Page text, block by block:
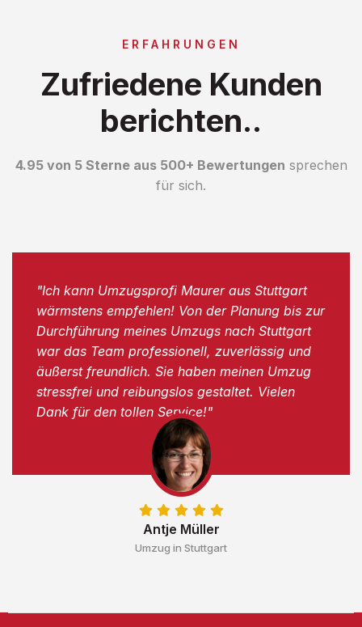
ERFAHRUNGEN
Zufriedene Kunden
berichten..
4.95 von 5 Sterne aus 500+ Bewertungen sprechen
für sich.
Antje Müller
Umzug in Stuttgart
"Ich kann Umzugsprofi Maurer aus Stuttgart
wärmstens empfehlen! Von der Planung bis zur
Durchführung meines Umzugs nach Stuttgart
war das Team professionell, zuverlässig und
äußerst freundlich. Sie haben meinen Umzug
stressfrei und reibungslos gestaltet. Vielen
Dank für den tollen Service!"